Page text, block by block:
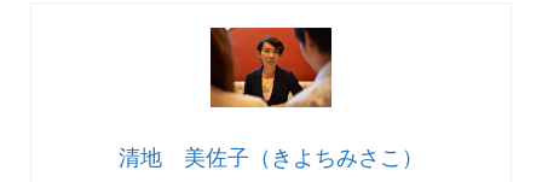
清地 美佐子（きよちみさこ）